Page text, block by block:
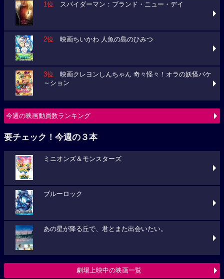
1位 スパイダーマン：ブランド・ニュー・デイ
2位 映画ちいかわ 人魚の島のひみつ
3位 映画クレヨンしんちゃん 奇々怪々！オラの妖怪バケ
～ション
今週の映画動員数ランキング
要チェック！今週の３本
ミニオンズ＆モンスターズ
ブルーロック
あの星が降る丘で、君とまた出会いたい。
劇場上映中の映画一覧